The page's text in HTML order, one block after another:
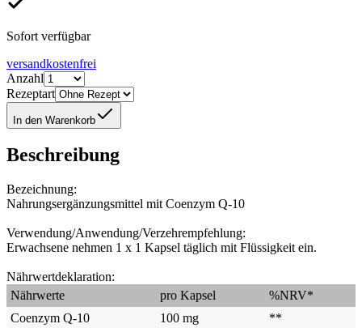
Sofort verfügbar
versandkostenfrei
Anzahl
Rezeptart
In den Warenkorb
Beschreibung
Bezeichnung:
Nahrungsergänzungsmittel mit Coenzym Q-10
Verwendung/Anwendung/Verzehrempfehlung:
Erwachsene nehmen 1 x 1 Kapsel täglich mit Flüssigkeit ein.
Nährwertdeklaration:
Nährwerte
pro Kapsel
%NRV*
Coenzym Q-10
100 mg **